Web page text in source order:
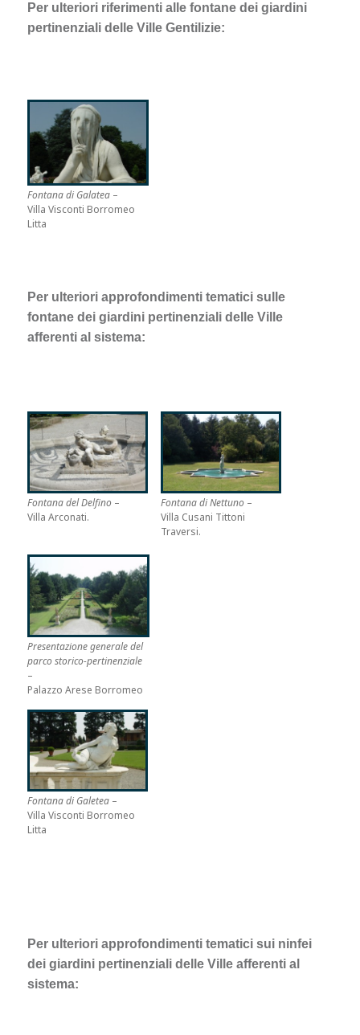
Per ulteriori riferimenti alle fontane dei giardini
pertinenziali delle Ville Gentilizie:
Fontana di Galatea –
Villa Visconti Borromeo
Litta
Per ulteriori approfondimenti tematici sulle
fontane dei giardini pertinenziali delle Ville
afferenti al sistema:
Fontana del Delfino –
Villa Arconati.
Fontana di Nettuno –
Villa Cusani Tittoni
Traversi.
Presentazione generale del
parco storico-pertinenziale
–
Palazzo Arese Borromeo
Fontana di Galetea –
Villa Visconti Borromeo
Litta
Per ulteriori approfondimenti tematici sui ninfei
dei giardini pertinenziali delle Ville afferenti al
sistema: